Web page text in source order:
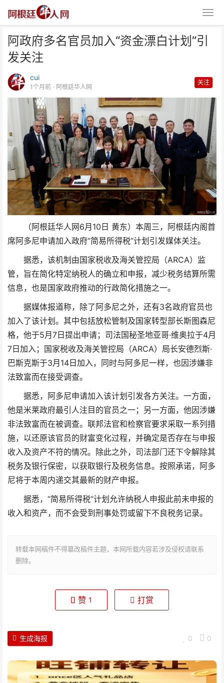
阿政府多名官员加入“资金漂白计划”引
发关注
cui
1个月前 · 阿根廷华人网
关注
（阿根廷华人网6月10日 黄东）本周三，阿根廷内阁首
席阿多尼申请加入政府“简易所得税”计划引发媒体关注。
据悉，该机制由国家税收及海关管控局（ARCA）监
管，旨在简化特定纳税人的确立和申报，减少税务结算所需
信息，也是国家政府推动的行政简化措施之一。
据媒体报道称，除了阿多尼之外，还有3名政府官员也
加入了该计划。其中包括放松管制及国家转型部长斯图森尼
格，他于5月7日提出申请；司法国秘圣地亚哥·维奥拉于4月
7日加入；国家税收及海关管控局（ARCA）局长安德烈斯·
巴斯克斯于3月14日加入，同时与阿多尼一样，也因涉嫌非
法致富而在接受调查。
据悉，阿多尼申请加入该计划引发各方关注。一方面，
他是米莱政府最引人注目的官员之一；另一方面，他因涉嫌
非法致富而在被调查。联邦法官和检察官要求采取一系列措
施，以还原该官员的财富变化过程，并确定是否存在与申报
收入及资产不符的情况。除此之外，司法部门还下令解除其
税务及银行保密，以获取银行及税务信息。按照承诺，阿多
尼将于本周内递交其最新的财产申报。
据悉，“简易所得税”计划允许纳税人申报此前未申报的
收入和资产，而不会受到刑事处罚或留下不良税务记录。
转载本网稿件不得篡改稿件主题，本网所载内容若涉及侵权请联系
删除。
阿政府多名官员加入“资金漂白计
划”引发关注
赞 1 打赏
0 0
生成海报